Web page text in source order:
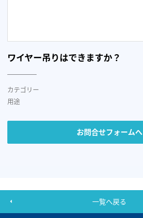
ワイヤー吊りはできますか？
カテゴリー
用途
お問合せフォームへ
一覧へ戻る